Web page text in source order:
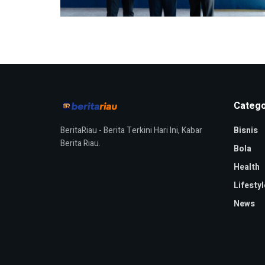
BeritaRiau - Berita Terkini Hari Ini, Kabar
Berita Riau.
Bisnis
Bola
Health
News